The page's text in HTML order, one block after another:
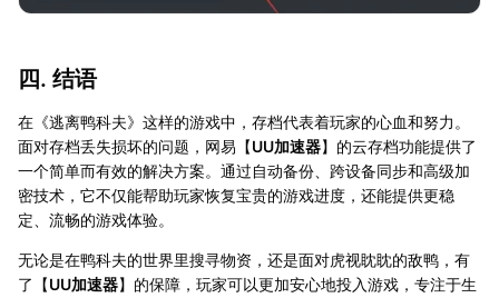
四. 结语
在《逃离鸭科夫》这样的游戏中，存档代表着玩家的心血和努力。
面对存档丢失损坏的问题，网易【UU加速器】的云存档功能提供了
一个简单而有效的解决方案。通过自动备份、跨设备同步和高级加
密技术，它不仅能帮助玩家恢复宝贵的游戏进度，还能提供更稳
定、流畅的游戏体验。
无论是在鸭科夫的世界里搜寻物资，还是面对虎视眈眈的敌鸭，有
了【UU加速器】的保障，玩家可以更加安心地投入游戏，专注于生